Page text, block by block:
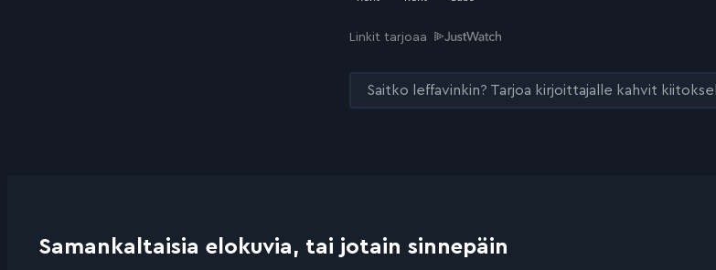
Linkit tarjoaa
Saitko leffavinkin? Tarjoa kirjoittajalle kahvit
Samankaltaisia elokuvia, tai jotain sinnepäin